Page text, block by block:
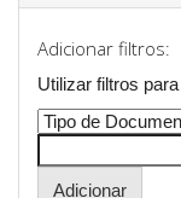
Adicionar filtros:
Utilizar filtros